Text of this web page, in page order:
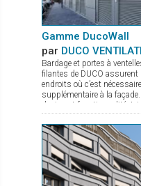
Gamme DucoWall
par DUCO
Bardage et portes à
filantes de DUCO
endroits où c’est
supplémentaire à la
design et fonctionnalité.
complète : Ducowall
d’air Ducowall Screening :
techniques DucoWall
où il y a besoin de réduire
traitement d’air. DucoWall
marché et idéal comme